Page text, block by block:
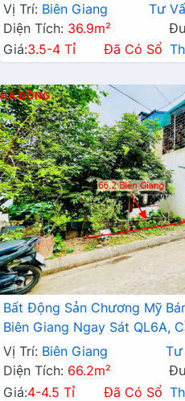
Vị Trí: Biên Giang Tư
Diện Tích: 36.9m²
Giá:3.5-4 Tỉ Đã Có Sổ
HÀ ĐÔNG
Bất Động Sản Chương Mỹ
Biên Giang Ngay Sát QL6A,
Mở Rộng
Vị Trí: Biên Giang Tư
Diện Tích: 66.2m²
Giá:4-4.5 Tỉ Đã Có Sổ